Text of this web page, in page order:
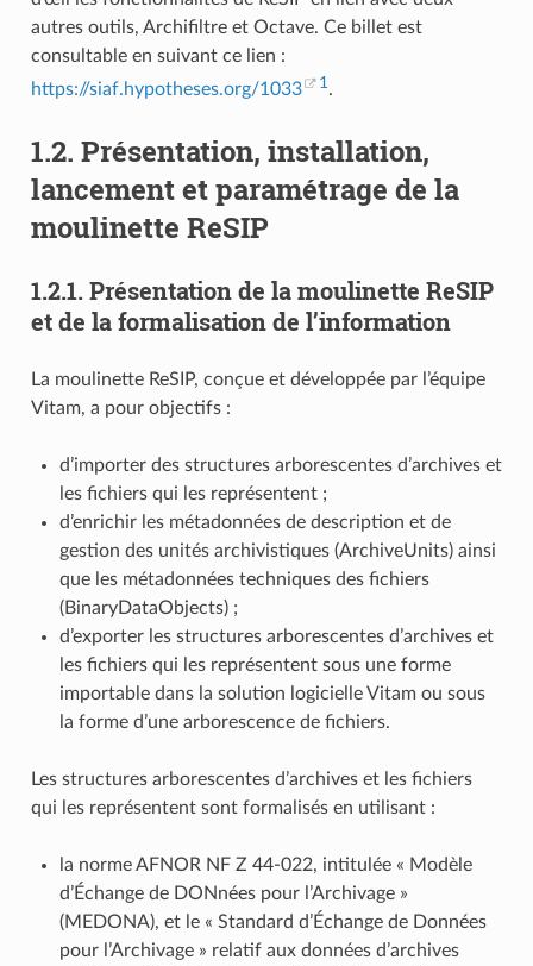
autres outils, Archifiltre et Octave. Ce billet est
consultable en suivant ce lien :
https://siaf.hypotheses.org/1033
1.
1.2. Présentation, installation,
lancement et paramétrage de la
moulinette ReSIP
1.2.1. Présentation de la moulinette ReSIP
et de la formalisation de l’information
La moulinette ReSIP, conçue et développée par l’équipe
Vitam, a pour objectifs :
d’importer des structures arborescentes d’archives et
les fichiers qui les représentent ;
d’enrichir les métadonnées de description et de
gestion des unités archivistiques (ArchiveUnits) ainsi
que les métadonnées techniques des fichiers
(BinaryDataObjects) ;
d’exporter les structures arborescentes d’archives et
les fichiers qui les représentent sous une forme
importable dans la solution logicielle Vitam ou sous
la forme d’une arborescence de fichiers.
Les structures arborescentes d’archives et les fichiers
qui les représentent sont formalisés en utilisant :
la norme AFNOR NF Z 44‑022, intitulée « Modèle
d’Échange de DONnées pour l’Archivage »
(MEDONA), et le « Standard d’Échange de Données
pour l’Archivage » relatif aux données d’archives